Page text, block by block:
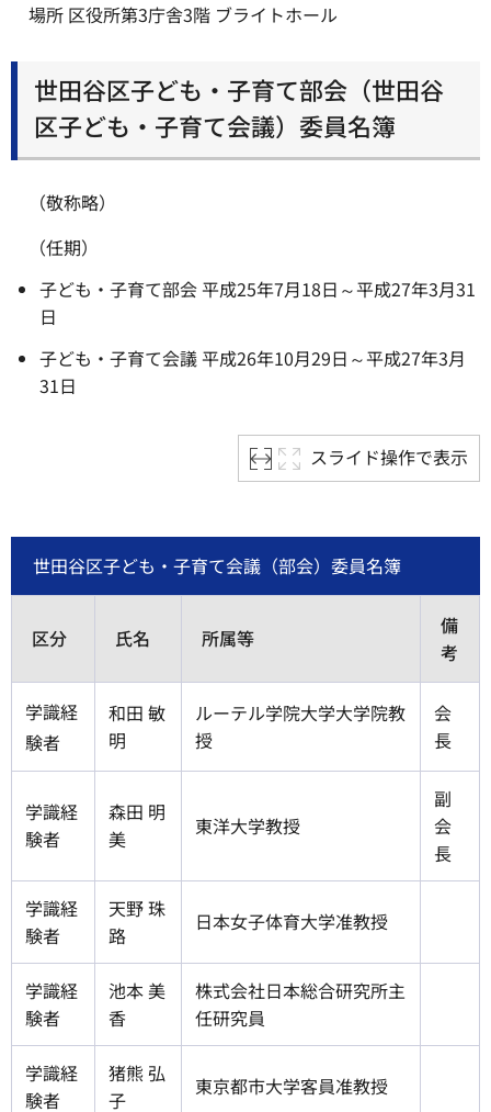
場所 区役所第3庁舎3階 ブライトホール
世田谷区子ども・子育て部会（世田谷
区子ども・子育て会議）委員名簿
（敬称略）
（任期）
子ども・子育て部会 平成25年7月18日～平成27年3月31
日
子ども・子育て会議 平成26年10月29日～平成27年3月
31日
スライド操作で表示
世田谷区子ども・子育て会議（部会）委員名簿
区分 氏名 所属等
備
考
学識経
験者
和田 敏
明
ルーテル学院大学大学院教
授
会
長
学識経
験者
森田 明
美
東洋大学教授
副
会
長
学識経
験者
天野 珠
路
日本女子体育大学准教授
学識経
験者
池本 美
香
株式会社日本総合研究所主
任研究員
学識経
験者
猪熊 弘
子
東京都市大学客員准教授